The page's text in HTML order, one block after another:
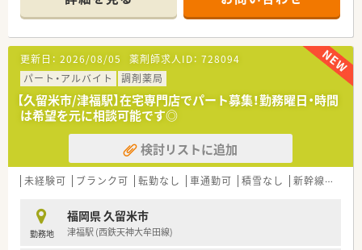
【店舗情報と応需状況について】
■最寄り駅である西鉄天神大牟田線の津福駅から車で5分ほどの
非常にアクセスしやすい場所に位置しています。
■2025年夏に開局したばかりの、新しく非常にきれいな環境で
気持ちよく業務に取り組むことができます。
■主な応需科目は在宅医療となっており、施設や居宅の患者様へ
の対応を中心とした専門店として運営しています。
【募集背景と求める人物像について】
■今回は体制強化のための欠員補充にともなう募集であり、チー
ムに馴染んで協力できる方を歓迎しています。
■地域医療への貢献や在宅医療の分野において、自ら進んで専門
■業務上での運転免許が必須条件となっており、20代から50代
前半までの幅広い方を対象としています。
更新日： 2026/08/05 薬剤師求人ID： 728094
パート・アルバイト
調剤薬局
【久留米市/津福駅】在宅専門店でパート募集！勤務曜日・時間
は希望を元に相談可能です◎
検討リストに追加
未経験可 ブランク可 転勤なし 車通勤可 積雪なし 新幹線近く
勤務地
福岡県 久留米市
津福駅 (西鉄天神大牟田線)